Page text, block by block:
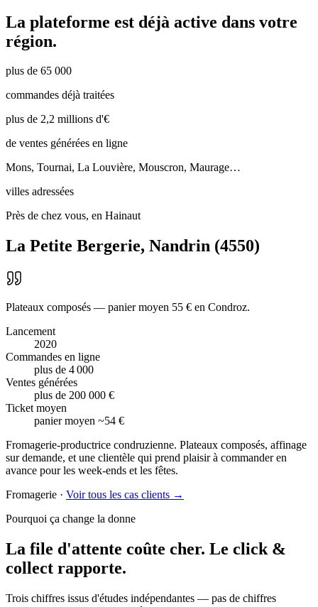
La plateforme est déjà active dans votre
région.
plus de 65 000
commandes déjà traitées
plus de 2,2 millions d'€
de ventes générées en ligne
Mons, Tournai, La Louvière, Mouscron, Maurage…
villes adressées
Près de chez vous, en Hainaut
La Petite Bergerie, Nandrin (4550)
Plateaux composés — panier moyen 55 € en Condroz.
Lancement
2020
Commandes en ligne
plus de 4 000
Ventes générées
plus de 200 000 €
Ticket moyen
panier moyen ~54 €
Fromagerie-productrice condruzienne. Plateaux composés, affinage
sur demande, et une clientèle qui prend plaisir à commander en
avance pour les week-ends et les fêtes.
Fromagerie · Voir tous les cas clients →
Pourquoi ça change la donne
La file d'attente coûte cher. Le click &
collect rapporte.
Trois chiffres issus d'études indépendantes — pas de chiffres